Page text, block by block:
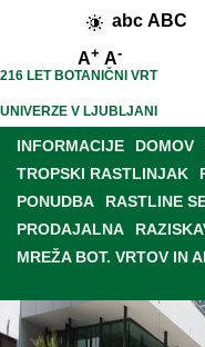
abc ABC
A+ A-
216 LET BOTANIČNI VRT
UNIVERZE V LJUBLJANI
INFORMACIJE DOMOV
TROPSKI RASTLINJAK
PONUDBA
RASTLINE
PRODAJALNA
MREŽA BOT. VRTOV IN